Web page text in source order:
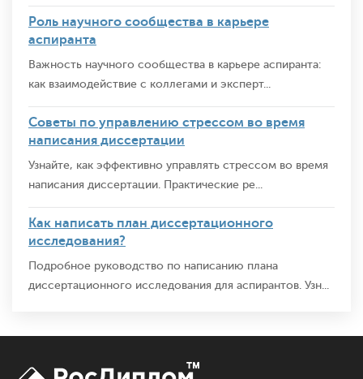
Роль научного сообщества в карьере
аспиранта
Важность научного сообщества в карьере аспиранта:
как взаимодействие с коллегами и эксперт...
Советы по управлению стрессом во время
написания диссертации
Узнайте, как эффективно управлять стрессом во время
написания диссертации. Практические ре...
Как написать план диссертационного
исследования?
Подробное руководство по написанию плана
диссертационного исследования для аспирантов. Узн...